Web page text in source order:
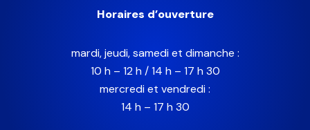
Horaires d’ouverture
mardi, jeudi, samedi et dimanche :
10 h – 12 h / 14 h – 17 h 30
mercredi et vendredi :
14 h – 17 h 30